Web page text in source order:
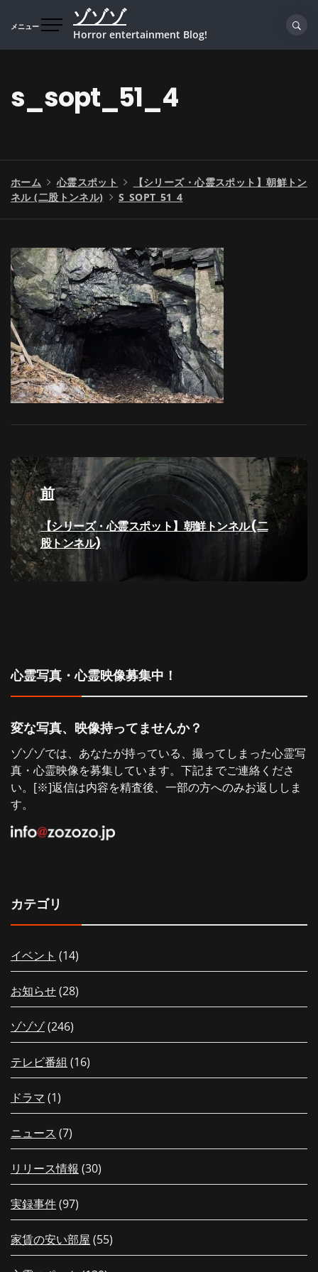
プ
メニュー ゾゾゾ
Horror entertainment Blog!
s_sopt_51_4
ホーム 心霊スポット
【シリーズ・心霊スポット】朝鮮トン
ネル (二股トンネル)
S_SOPT_51_4
投
稿
ナ
ビ
ゲ
ョ
ン
前
過
去
の
投
【シリーズ・心霊スポット】朝鮮トンネル (二
股トンネル)
心霊写真・心霊映像募集中！
変な写真、映像持ってませんか？
ゾゾゾでは、あなたが持っている、撮ってしまった心霊写
真・心霊映像を募集しています。下記までご連絡くださ
い。[※]返信は内容を精査後、一部の方へのみお返ししま
す。
カテゴリ
イベント (14)
お知らせ(28)
ゾゾゾ(246)
テレビ番組 (16)
ドラマ (1)
ニュース (7)
リリース情報 (30)
実録事件(97)
家賃の安い部屋 (55)